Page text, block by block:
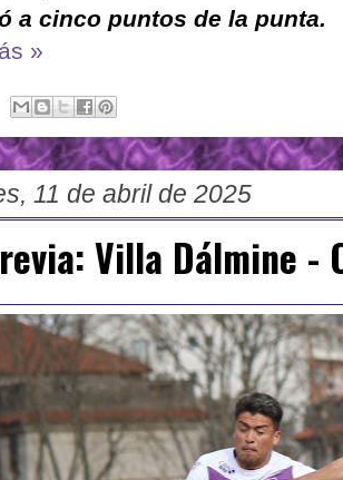
a cinco puntos de la punta.
»
11 de abril de 2025
Villa Dálmine -